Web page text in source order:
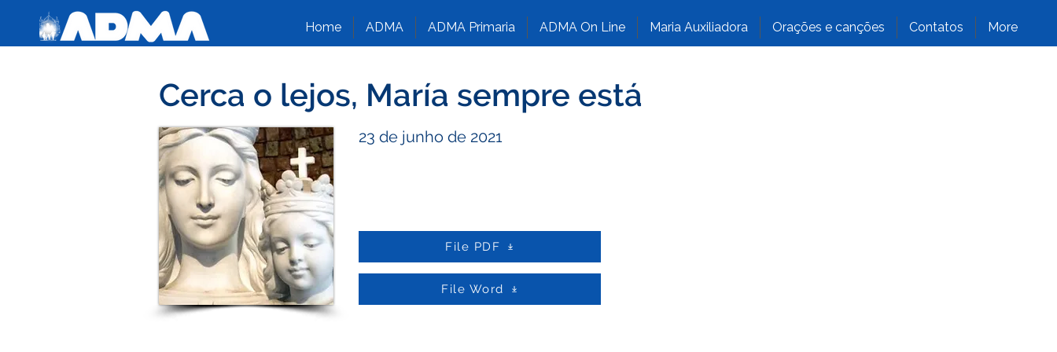
Home ADMA ADMA Primaria ADMA On Line Maria Auxiliadora Orações e canções Contatos More
Cerca o lejos, María sempre está
23 de junho de 2021
File PDF
File Word